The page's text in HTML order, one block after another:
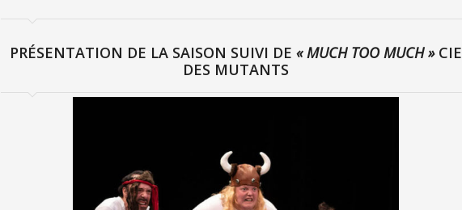
PRÉSENTATION DE LA SAISON SUIVI DE « MUCH TOO MUCH »CIE
DES MUTANTS